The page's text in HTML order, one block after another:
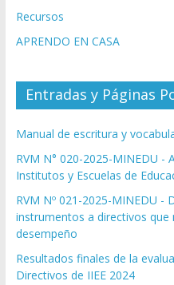
Recursos
APRENDO EN CASA
Entradas y Páginas
Manual de escritura y
RVM N° 020-2025-MINEDU -
Institutos y Escuelas de
RVM Nº 021-2025-MINEDU -
instrumentos a directivos que
desempeño
Resultados finales de la
Directivos de IIEE 2024